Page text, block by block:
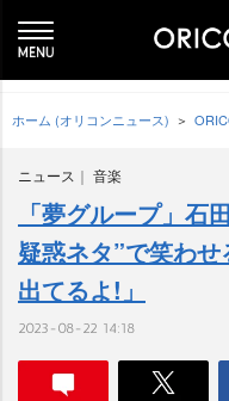
ホーム (オリコンニュース)
ニュース 音楽
「夢グループ」石
疑惑ネタ”で笑わ
出てるよ!」
2023-08-22 14:18